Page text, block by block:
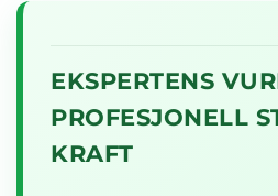
EKSPERTENS
PROFESJONELL
KRAFT